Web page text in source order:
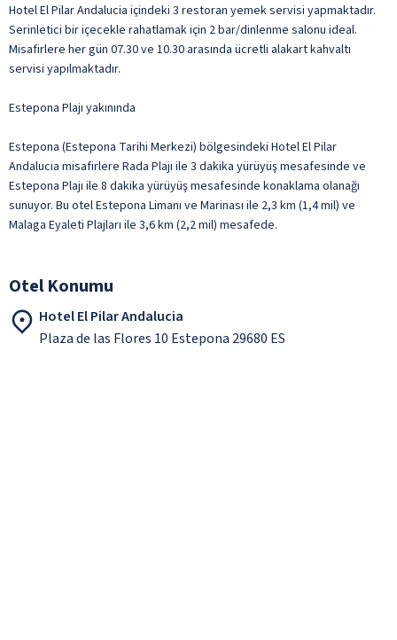
Hotel El Pilar Andalucia içindeki 3 restoran yemek servisi yapmaktadır.
Serinletici bir içecekle rahatlamak için 2 bar/dinlenme salonu ideal.
Misafirlere her gün 07.30 ve 10.30 arasında ücretli alakart kahvaltı
servisi yapılmaktadır.
Estepona Plajı yakınında
Estepona (Estepona Tarihi Merkezi) bölgesindeki Hotel El Pilar
Andalucia misafirlere Rada Plajı ile 3 dakika yürüyüş mesafesinde ve
Estepona Plajı ile 8 dakika yürüyüş mesafesinde konaklama olanağı
sunuyor. Bu otel Estepona Limanı ve Marinası ile 2,3 km (1,4 mil) ve
Malaga Eyaleti Plajları ile 3,6 km (2,2 mil) mesafede.
Otel Konumu
Hotel El Pilar Andalucia
Plaza de las Flores 10 Estepona 29680 ES